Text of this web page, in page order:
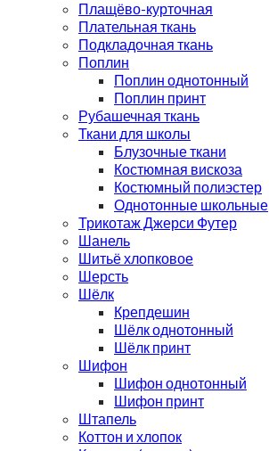
Плащёво-курточная
Плательная ткань
Подкладочная ткань
Поплин
Поплин однотонный
Поплин принт
Рубашечная ткань
Ткани для школы
Блузочные ткани
Костюмная вискоза
Костюмный полиэстер
Однотонные школьные
Трикотаж Джерси Футер
Шанель
Шитьё хлопковое
Шерсть
Шёлк
Крепдешин
Шёлк однотонный
Шёлк принт
Шифон
Шифон однотонный
Шифон принт
Штапель
Коттон и хлопок